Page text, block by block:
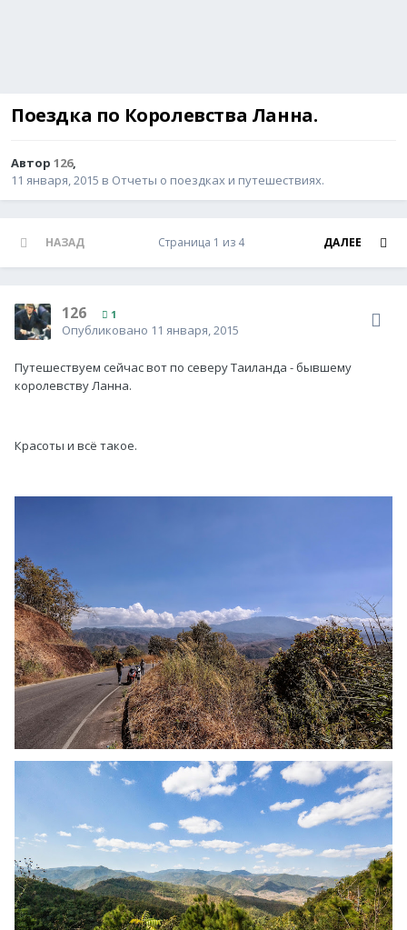
Поездка по Королевства Ланна.
Автор 126,
11 января, 2015 в Отчеты о поездках и путешествиях.
НАЗАД ДАЛЕЕ
Страница 1 из 4
126 1
Опубликовано 11 января, 2015
Путешествуем сейчас вот по северу Таиланда - бывшему
королевству Ланна.
Красоты и всё такое.